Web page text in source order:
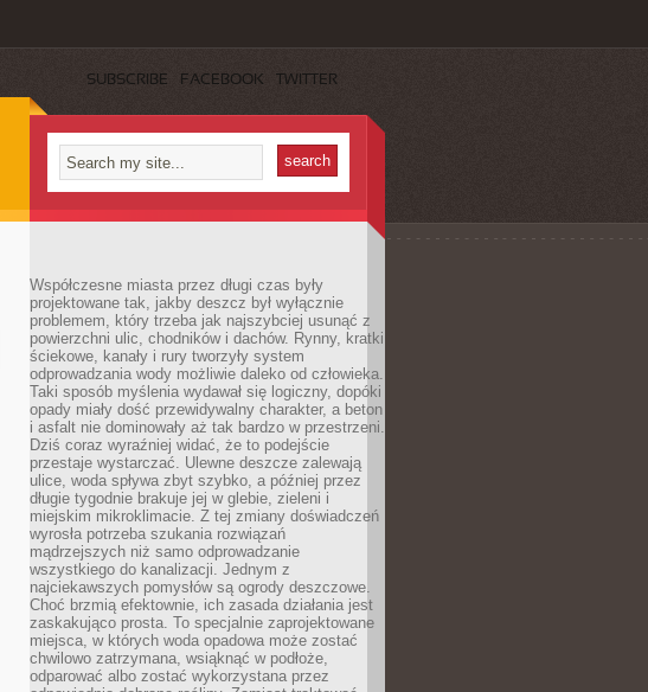
SUBSCRIBE FACEBOOK TWITTER
Współczesne miasta przez długi czas były
projektowane tak, jakby deszcz był wyłącznie
problemem, który trzeba jak najszybciej usunąć z
powierzchni ulic, chodników i dachów. Rynny, kratki
ściekowe, kanały i rury tworzyły system
odprowadzania wody możliwie daleko od człowieka.
Taki sposób myślenia wydawał się logiczny, dopóki
opady miały dość przewidywalny charakter, a beton
i asfalt nie dominowały aż tak bardzo w przestrzeni.
Dziś coraz wyraźniej widać, że to podejście
przestaje wystarczać. Ulewne deszcze zalewają
ulice, woda spływa zbyt szybko, a później przez
długie tygodnie brakuje jej w glebie, zieleni i
miejskim mikroklimacie. Z tej zmiany doświadczeń
wyrosła potrzeba szukania rozwiązań
mądrzejszych niż samo odprowadzanie
wszystkiego do kanalizacji. Jednym z
najciekawszych pomysłów są ogrody deszczowe.
Choć brzmią efektownie, ich zasada działania jest
zaskakująco prosta. To specjalnie zaprojektowane
miejsca, w których woda opadowa może zostać
chwilowo zatrzymana, wsiąknąć w podłoże,
odparować albo zostać wykorzystana przez